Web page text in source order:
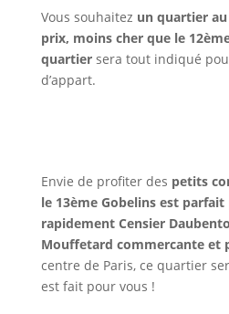
Vous souhaitez un quartier
prix, moins cher que le
quartiersera tout indiqué
d’appart.
Envie de profiter des petits
le 13ème Gobelins est
rapidement Censier
Mouffetard commercante et
centre de Paris, ce quartier
est fait pour vous !